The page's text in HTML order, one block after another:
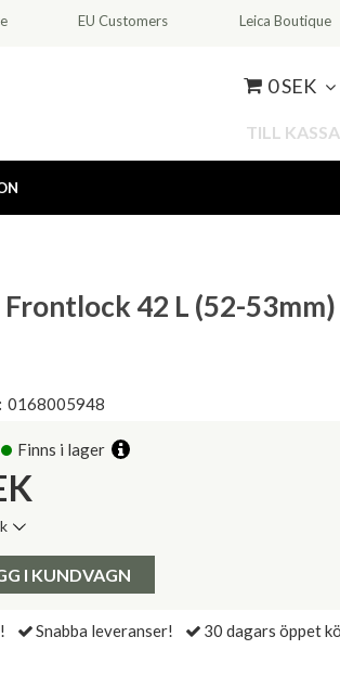
EU Customers Leica Boutique
0 SEK
TILL
42 L (52-53mm)
0168005948
Finns i lager
Pris:
I KUNDVAGN
Snabba leveranser! 30 dagars öppet